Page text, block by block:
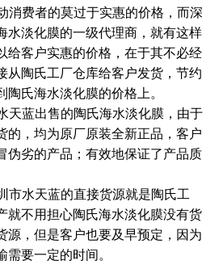
消费者的莫过于实惠的价格，而深
水淡化膜的一级代理商，就有这样
给客户实惠的价格，在于其不必经
从陶氏工厂仓库给客户发货，节约
氏海水淡化膜的价格上。
天蓝出售的陶氏海水淡化膜，由于
的，均为原厂原装全新正品，客户
伪劣的产品；有效地保证了产品质
市水天蓝的直接货源就是陶氏工
就不用担心陶氏海水淡化膜没有货
源，但是客户也要及早预定，因为
需要一定的时间。